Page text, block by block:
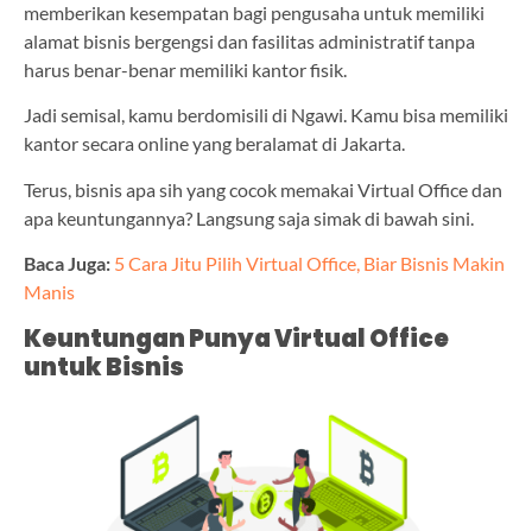
memberikan kesempatan bagi pengusaha untuk memiliki
alamat bisnis bergengsi dan fasilitas administratif tanpa
harus benar-benar memiliki kantor fisik.
Jadi semisal, kamu berdomisili di Ngawi. Kamu bisa memiliki
kantor secara online yang beralamat di Jakarta.
Terus, bisnis apa sih yang cocok memakai Virtual Office dan
apa keuntungannya? Langsung saja simak di bawah sini.
Baca Juga: 5 Cara Jitu Pilih Virtual Office, Biar Bisnis Makin
Manis
Keuntungan Punya Virtual Office
untuk Bisnis